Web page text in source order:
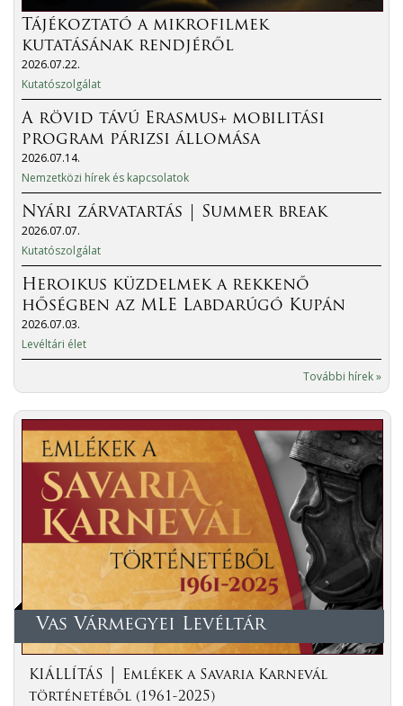
Tájékoztató a mikrofilmek
kutatásának rendjéről
2026.07.22.
Kutatószolgálat
A rövid távú Erasmus+ mobilitási
program párizsi állomása
2026.07.14.
Nemzetközi hírek és kapcsolatok
Nyári zárvatartás | Summer break
2026.07.07.
Kutatószolgálat
Heroikus küzdelmek a rekkenő
hőségben az MLE Labdarúgó Kupán
2026.07.03.
Levéltári élet
További hírek »
Vas Vármegyei Levéltár
KIÁLLÍTÁS │ Emlékek a Savaria Karnevál
történetéből (1961-2025)